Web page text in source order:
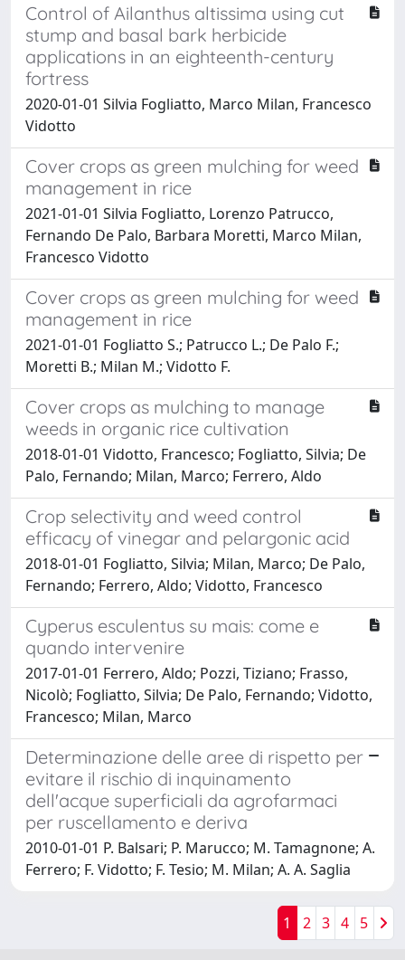
Control of Ailanthus altissima using cut
stump and basal bark herbicide
applications in an eighteenth-century
fortress
2020-01-01 Silvia Fogliatto, Marco Milan, Francesco
Vidotto
Cover crops as green mulching for weed
management in rice
2021-01-01 Silvia Fogliatto, Lorenzo Patrucco,
Fernando De Palo, Barbara Moretti, Marco Milan,
Francesco Vidotto
Cover crops as green mulching for weed
management in rice
2021-01-01 Fogliatto S.; Patrucco L.; De Palo F.;
Moretti B.; Milan M.; Vidotto F.
Cover crops as mulching to manage
weeds in organic rice cultivation
2018-01-01 Vidotto, Francesco; Fogliatto, Silvia; De
Palo, Fernando; Milan, Marco; Ferrero, Aldo
Crop selectivity and weed control
efficacy of vinegar and pelargonic acid
2018-01-01 Fogliatto, Silvia; Milan, Marco; De Palo,
Fernando; Ferrero, Aldo; Vidotto, Francesco
Cyperus esculentus su mais: come e
quando intervenire
2017-01-01 Ferrero, Aldo; Pozzi, Tiziano; Frasso,
Nicolò; Fogliatto, Silvia; De Palo, Fernando; Vidotto,
Francesco; Milan, Marco
Determinazione delle aree di rispetto per
evitare il rischio di inquinamento
dell'acque superficiali da agrofarmaci
per ruscellamento e deriva
2010-01-01 P. Balsari; P. Marucco; M. Tamagnone; A.
Ferrero; F. Vidotto; F. Tesio; M. Milan; A. A. Saglia
1 2 3 4 5